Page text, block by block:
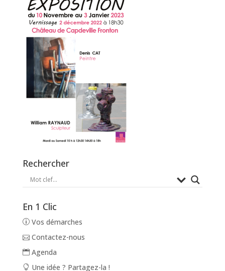
Rechercher
En 1 Clic
Vos démarches
Contactez-nous
Agenda
Une idée ? Partagez-la !